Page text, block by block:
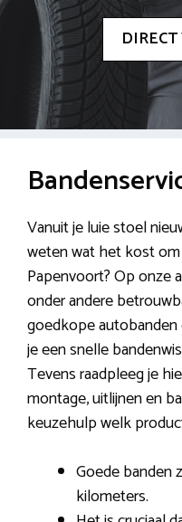
Vanuit je luie stoel
weten wat het kost
Papenvoort? Op onze
onder andere
goedkope autobanden
je een snelle
Tevens raadpleeg je
montage, uitlijnen en
keuzehulp welk
Goede banden
kilometers.